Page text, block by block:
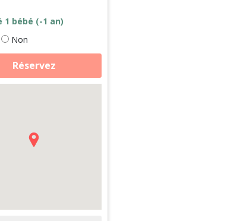
1 bébé (-1 an)
Non
Réservez